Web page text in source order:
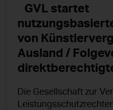
GVL startet
von
Ausland /
Die Gesellschaft zur